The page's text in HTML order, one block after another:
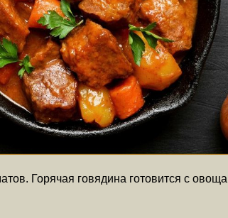
Горячая говядина готовится с